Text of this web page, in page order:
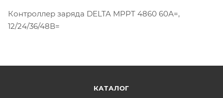
Контроллер заряда DELTA MPPT 4860 60А=,
12/24/36/48В=
КАТАЛОГ